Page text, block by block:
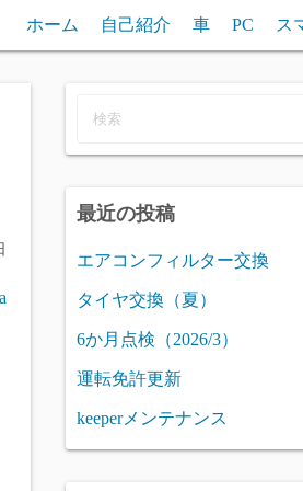
ホーム 自己紹介 車 PC ス
最近の投稿
エアコンフィルター交換
タイヤ交換（夏）
6か月点検（2026/3）
運転免許更新
keeperメンテナンス